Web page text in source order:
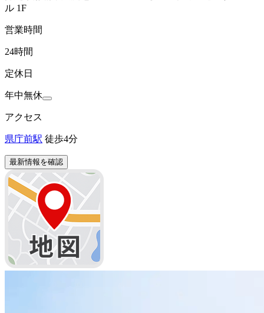
ル 1F
営業時間
24時間
定休日
年中無休
アクセス
県庁前駅 徒歩4分
最新情報を確認